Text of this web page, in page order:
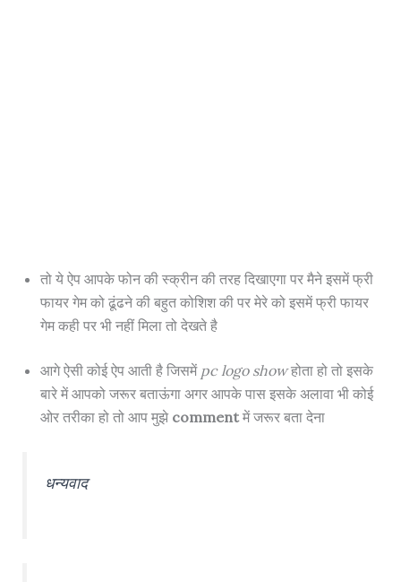
तो ये ऐप आपके फोन की स्क्रीन की तरह दिखाएगा पर मैने इसमें फ्री
फायर गेम को ढूंढने की बहुत कोशिश की पर मेरे को इसमें फ्री फायर
गेम कही पर भी नहीं मिला तो देखते है
आगे ऐसी कोई ऐप आती है जिसमेंpc logo showहोता हो तो इसके
बारे में आपको जरूर बताऊंगा अगर आपके पास इसके अलावा भी कोई
ओर तरीका हो तो आप मुझे commentमें जरूर बता देना
धन्यवाद